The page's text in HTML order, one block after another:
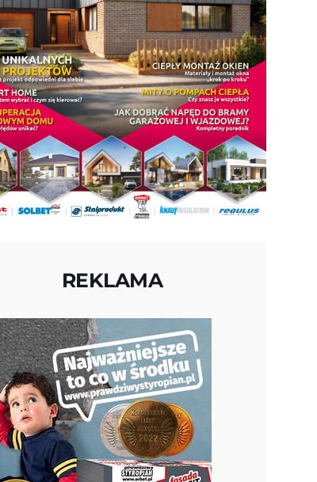
REKLAMA